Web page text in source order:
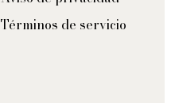
Términos de servicio